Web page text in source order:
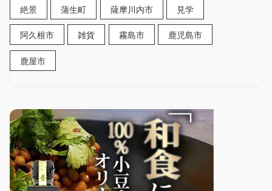
絶景 蒲生町 薩摩川内市 見学
阿久根市 雑貨 霧島市 鹿児島市
鹿屋市